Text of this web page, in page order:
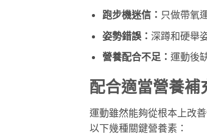
跑步機迷信： 只做帶氧
姿勢錯誤： 深蹲和硬舉
營養配合不足： 運動後
配合適當營養補
運動雖然能夠從根本上改
以下幾種關鍵營養素：